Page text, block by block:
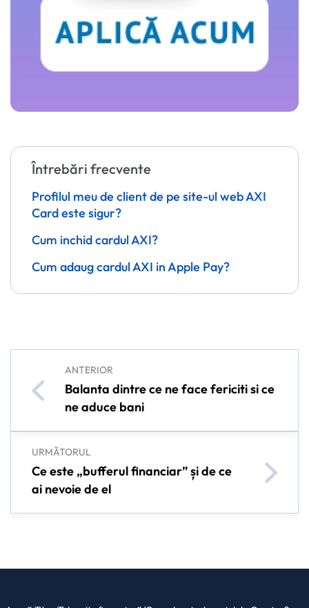
Întrebări frecvente
Profilul meu de client de pe site-ul web AXI
Card este sigur?
Cum inchid cardul AXI?
Cum adaug cardul AXI in Apple Pay?
ANTERIOR
Balanta dintre ce ne face fericiti si ce
ne aduce bani
URMĂTORUL
Ce este „bufferul financiar” și de ce
ai nevoie de el